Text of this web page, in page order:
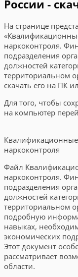
России -
На странице
наркоконтроля.
подразделения
должностей
территориальном
скачать его на ПК
Для того, чтобы
на компьютер
Квалификационные
наркоконтроля
Файл
наркоконтроля.
подразделения
должностей
территориальном
подробную
навыках,
экономических
Этот документ
рассматривает
области.